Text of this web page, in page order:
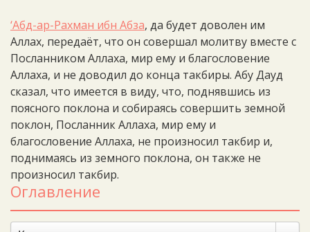
‘Абд-ар-Рахман ибн Абза, да будет доволен им
Аллах, передаёт, что он совершал молитву вместе с
Посланником Аллаха, мир ему и благословение
Аллаха, и не доводил до конца такбиры. Абу Дауд
сказал, что имеется в виду, что, поднявшись из
поясного поклона и собираясь совершить земной
поклон, Посланник Аллаха, мир ему и
благословение Аллаха, не произносил такбир и,
поднимаясь из земного поклона, он также не
произносил такбир.
Оглавление